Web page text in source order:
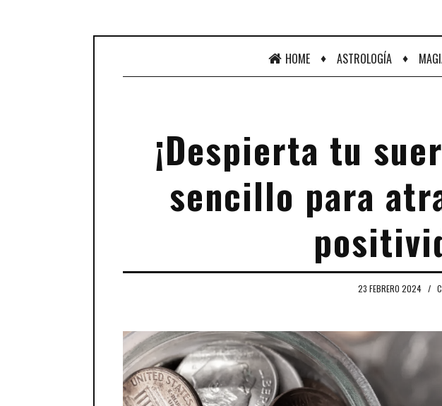
HOME ♦ ASTROLOGÍA ♦
¡Despierta tu
sencillo para
23 FEBRERO 2024 /